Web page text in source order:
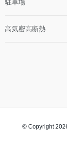
駐車場
高気密高断熱
© Copyright